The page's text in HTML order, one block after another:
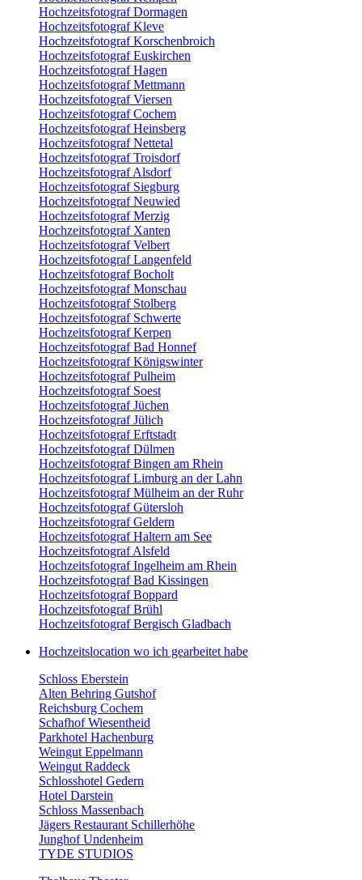
Hochzeitsfotograf Dormagen
Hochzeitsfotograf Kleve
Hochzeitsfotograf Korschenbroich
Hochzeitsfotograf Euskirchen
Hochzeitsfotograf Hagen
Hochzeitsfotograf Mettmann
Hochzeitsfotograf Viersen
Hochzeitsfotograf Cochem
Hochzeitsfotograf Heinsberg
Hochzeitsfotograf Nettetal
Hochzeitsfotograf Troisdorf
Hochzeitsfotograf Alsdorf
Hochzeitsfotograf Siegburg
Hochzeitsfotograf Neuwied
Hochzeitsfotograf Merzig
Hochzeitsfotograf Xanten
Hochzeitsfotograf Velbert
Hochzeitsfotograf Langenfeld
Hochzeitsfotograf Bocholt
Hochzeitsfotograf Monschau
Hochzeitsfotograf Stolberg
Hochzeitsfotograf Schwerte
Hochzeitsfotograf Kerpen
Hochzeitsfotograf Bad Honnef
Hochzeitsfotograf Königswinter
Hochzeitsfotograf Pulheim
Hochzeitsfotograf Soest
Hochzeitsfotograf Jüchen
Hochzeitsfotograf Jülich
Hochzeitsfotograf Erftstadt
Hochzeitsfotograf Dülmen
Hochzeitsfotograf Bingen am Rhein
Hochzeitsfotograf Limburg an der Lahn
Hochzeitsfotograf Mülheim an der Ruhr
Hochzeitsfotograf Gütersloh
Hochzeitsfotograf Geldern
Hochzeitsfotograf Haltern am See
Hochzeitsfotograf Alsfeld
Hochzeitsfotograf Ingelheim am Rhein
Hochzeitsfotograf Bad Kissingen
Hochzeitsfotograf Boppard
Hochzeitsfotograf Brühl
Hochzeitsfotograf Bergisch Gladbach
Hochzeitslocation wo ich gearbeitet habe
Schloss Eberstein
Alten Behring Gutshof
Reichsburg Cochem
Schafhof Wiesentheid
Parkhotel Hachenburg
Weingut Eppelmann
Weingut Raddeck
Schlosshotel Gedern
Hotel Darstein
Schloss Massenbach
Jägers Restaurant Schillerhöhe
Junghof Undenheim
TYDE STUDIOS